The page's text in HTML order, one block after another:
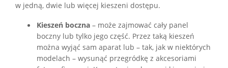
w jedną, dwie lub więcej kieszeni dostępu.
Kieszeń boczna – może zajmować cały panel
boczny lub tylko jego część. Przez taką kieszeń
można wyjąć sam aparat lub – tak, jak w niektórych
modelach – wysunąć przegródkę z akcesoriami